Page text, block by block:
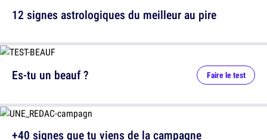
12 signes astrologiques du meilleur au pire
Es-tu un beauf ? Faire le test
+40 signes que tu viens de la campagne